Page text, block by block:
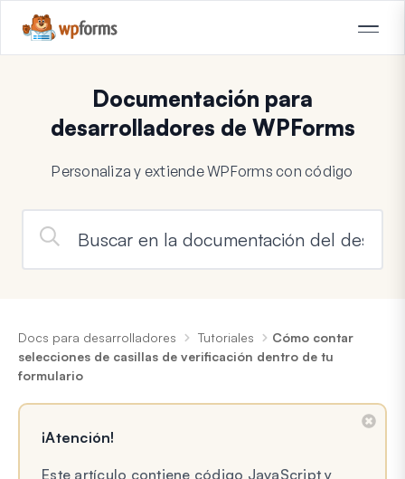
Documentación para
desarrolladores de WPForms
Personaliza y extiende WPForms con código
Docs para desarrolladores Tutoriales
Cómo contar
selecciones de casillas de verificación dentro de tu
formulario
¡Atención!
Este artículo contiene código JavaScript y